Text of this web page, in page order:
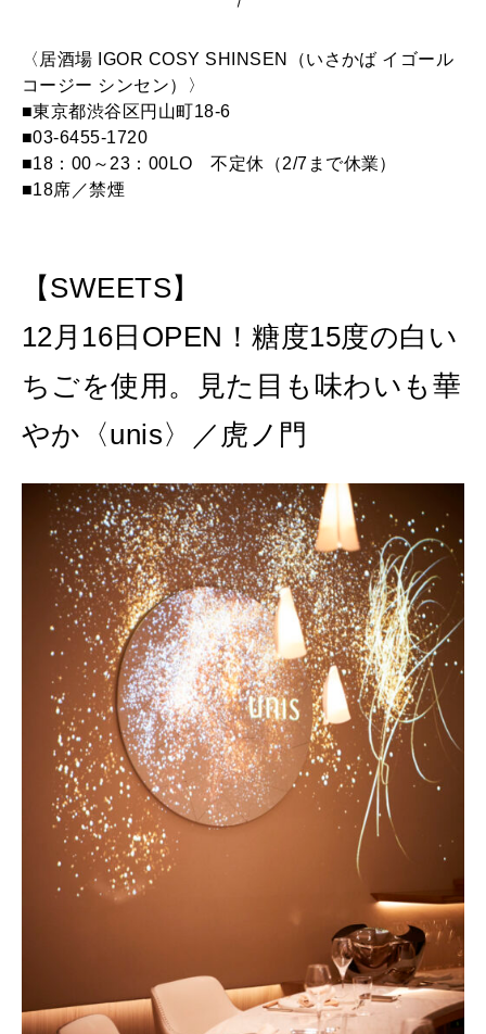
〈居酒場 IGOR COSY SHINSEN（いさかば イゴール
コージー シンセン）〉
■東京都渋谷区円山町18-6
■03-6455-1720
■18：00～23：00LO 不定休（2/7まで休業）
■18席／禁煙
【SWEETS】
12月16日OPEN！糖度15度の白い
ちごを使用。見た目も味わいも華
やか〈unis〉／虎ノ門